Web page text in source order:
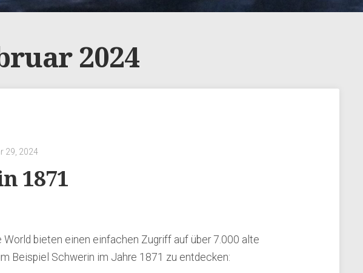
2024
29, 2024
1871
World bieten einen einfachen Zugriff auf über 7.000 alte
Beispiel Schwerin im Jahre 1871 zu entdecken: